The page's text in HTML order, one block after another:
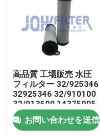
わたしたち に つい て
工場 ツアー
品質管理
連絡 ください
高品質 工場販売 水圧
フィルター 32/925346
32925346 32/910100
32/913500 14375005
P564859
お問い合わせを送信